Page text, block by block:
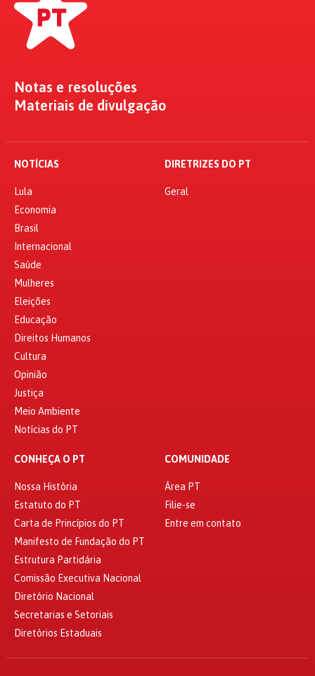
Notas e resoluções
Materiais de divulgação
NOTÍCIAS
Lula
Economia
Brasil
Internacional
Saúde
Mulheres
Eleições
Educação
Direitos Humanos
Cultura
Opinião
Justiça
Meio Ambiente
Notícias do PT
DIRETRIZES DO PT
Geral
CONHEÇA O PT
Nossa História
Estatuto do PT
Carta de Princípios do PT
Manifesto de Fundação do PT
Estrutura Partidária
Comissão Executiva Nacional
Diretório Nacional
Secretarias e Setoriais
Diretórios Estaduais
COMUNIDADE
Área PT
Filie-se
Entre em contato